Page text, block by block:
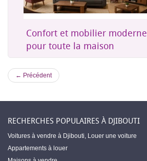
Confort et mobilier moderne
pour toute la maison
← Précédent
RECHERCHES POPULAIRES À DJIBOUTI
Voitures à vendre à Djibouti, Louer une voiture
Appartements à louer